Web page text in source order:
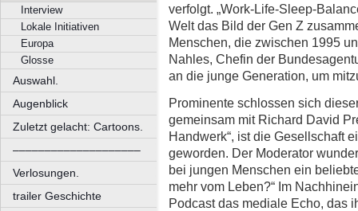
Interview
Lokale Initiativen
Europa
Glosse
Auswahl.
Augenblick
Zuletzt gelacht: Cartoons.
––––––––––––––––––––
Verlosungen.
trailer Geschichte
verfolgt. „Work-Life-Sleep-
Welt das Bild der Gen Z
Menschen, die zwischen 1995
Nahles, Chefin der
an die junge Generation, um
Prominente schlossen sich
gemeinsam mit Richard David
Handwerk“, ist die Gesellschaft
geworden. Der Moderator
bei jungen Menschen ein
mehr vom Leben?“ Im
Podcast das mediale Echo, das